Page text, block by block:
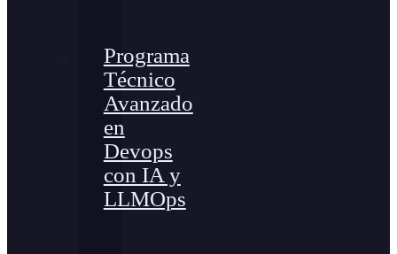
Programa
Técnico
Avanzado
en
Devops
con IA y
LLMOps